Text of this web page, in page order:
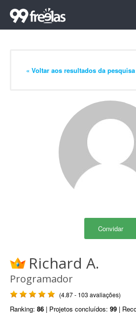
« Voltar aos resultados da pesquisa
Convidar
Richard A.
Programador
(4.87 - 103 avaliações)
Ranking: 86 | Projetos concluídos: 99 |